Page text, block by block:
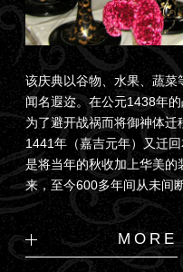
该庆典以谷物、水果、蔬
闻名遐迩。在公元1438年
为了避开战祸而将御神体
1441年（嘉吉元年）又迁
是将当年的秋收加上华美
来，至今600多年间从未间断
MORE